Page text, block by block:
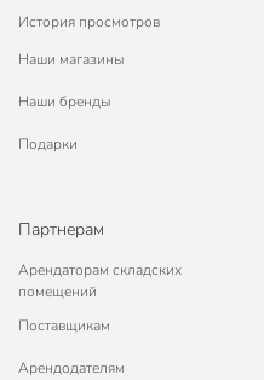
История просмотров
Наши магазины
Наши бренды
Подарки
Партнерам
Арендаторам складских
помещений
Поставщикам
Арендодателям